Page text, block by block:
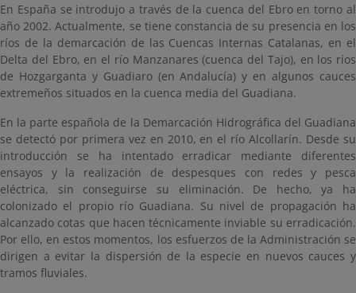
En España se introdujo a través de la cuenca del Ebro en torno al
año 2002. Actualmente, se tiene constancia de su presencia en los
ríos de la demarcación de las Cuencas Internas Catalanas, en el
Delta del Ebro, en el río Manzanares (cuenca del Tajo), en los ríos
de Hozgarganta y Guadiaro (en Andalucía) y en algunos cauces
extremeños situados en la cuenca media del Guadiana.
En la parte española de la Demarcación Hidrográfica del Guadiana
se detectó por primera vez en 2010, en el río Alcollarín. Desde su
introducción se ha intentado erradicar mediante diferentes
ensayos y la realización de despesques con redes y pesca
eléctrica, sin conseguirse su eliminación. De hecho, ya ha
colonizado el propio río Guadiana. Su nivel de propagación ha
alcanzado cotas que hacen técnicamente inviable su erradicación.
Por ello, en estos momentos, los esfuerzos de la Administración se
dirigen a evitar la dispersión de la especie en nuevos cauces y
tramos fluviales.